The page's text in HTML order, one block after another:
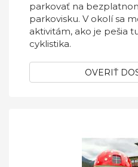
parkovať na
parkovisku. V okolí sa
aktivitám, ako je pešia
cyklistika.
OVERIŤ